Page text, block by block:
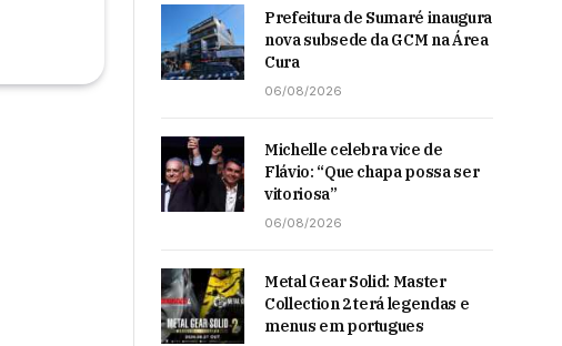
Prefeitura de Sumaré inaugura
nova subsede da GCM na Área
Cura
06/08/2026
Michelle celebra vice de
Flávio: “Que chapa possa ser
vitoriosa”
06/08/2026
Metal Gear Solid: Master
Collection 2 terá legendas e
menus em portugues